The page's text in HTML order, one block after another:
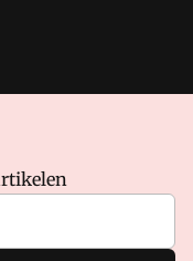
in
deze site zijn de
Voorwaarden